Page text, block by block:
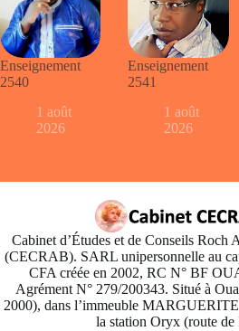
Enseignement
2540
1 août
2026
Enseignement
2541
1 août
2026
Cabinet d’Études et de Conseils
(CECRAB). SARL unipersonnelle au
CFA créée en 2002, RC N° BF
Agrément N° 279/200343. Situé à
2000), dans l’immeuble
la station Oryx (route de